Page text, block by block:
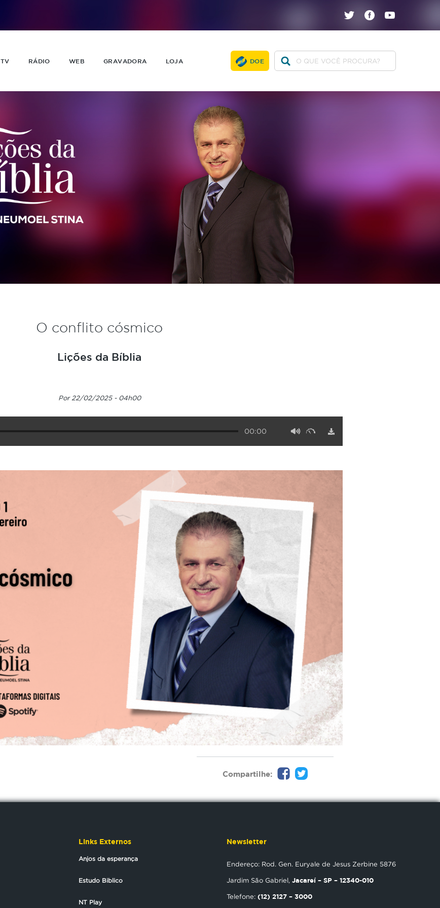
TV RÁDIO WEB GRAVADORA LOJA DOE
O conflito cósmico
Lições da Bíblia
Por 22/02/2025 - 04h00
00:00
Compartilhe:
Links Externos
Anjos da esperança
Estudo Biblico
NT Play
Newsletter
Endereço: Rod. Gen. Euryale de Jesus Zerbine 5876
Jardim São Gabriel, Jacareí – SP – 12340-010
Telefone: (12) 2127 – 3000